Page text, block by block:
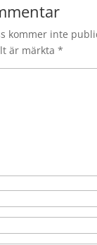
kommer inte
är märkta *